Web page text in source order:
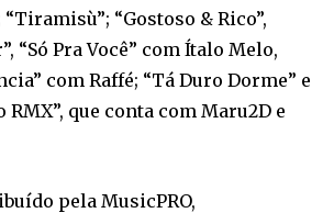
“Gostoso & Rico”,
“Só Pra Você” com Ítalo Melo,
com Raffé; “Tá Duro Dorme” e
RMX”, que conta com Maru2D e
pela MusicPRO,